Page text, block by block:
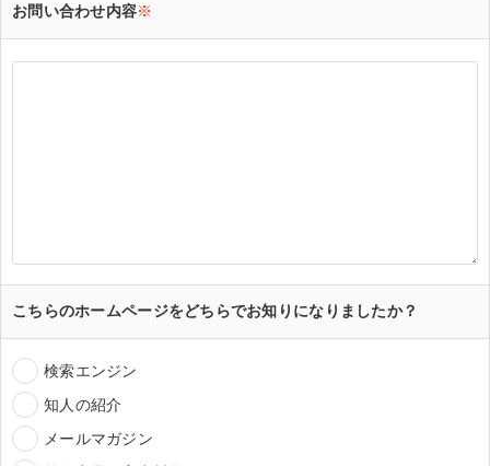
お問い合わせ内容※
こちらのホームページをどちらでお知りになりましたか？
検索エンジン
知人の紹介
メールマガジン